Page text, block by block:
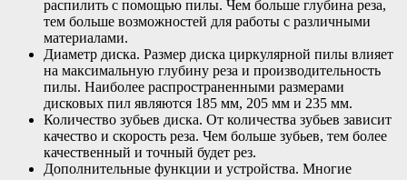
распилить с помощью пилы. Чем больше глубина реза,
тем больше возможностей для работы с различными
материалами.
Диаметр диска. Размер диска циркулярной пилы влияет
на максимальную глубину реза и производительность
пилы. Наиболее распространенными размерами
дисковых пил являются 185 мм, 205 мм и 235 мм.
Количество зубьев диска. От количества зубьев зависит
качество и скорость реза. Чем больше зубьев, тем более
качественный и точный будет рез.
Дополнительные функции и устройства. Многие